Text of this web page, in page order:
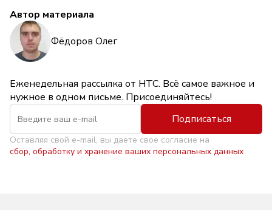
Автор материала
Фёдоров Олег
Еженедельная рассылка от НТС. Всё самое важное и
нужное в одном письме. Присоединяйтесь!
Подписаться
Оставляя свой e-mail, вы даете свое согласие на
сбор, обработку и хранение ваших персональных данных